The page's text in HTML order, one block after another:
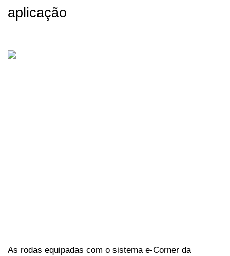
aplicação
As rodas equipadas com o sistema e-Corner da